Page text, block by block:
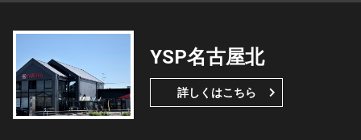
YSP名古屋北
詳しくはこちら